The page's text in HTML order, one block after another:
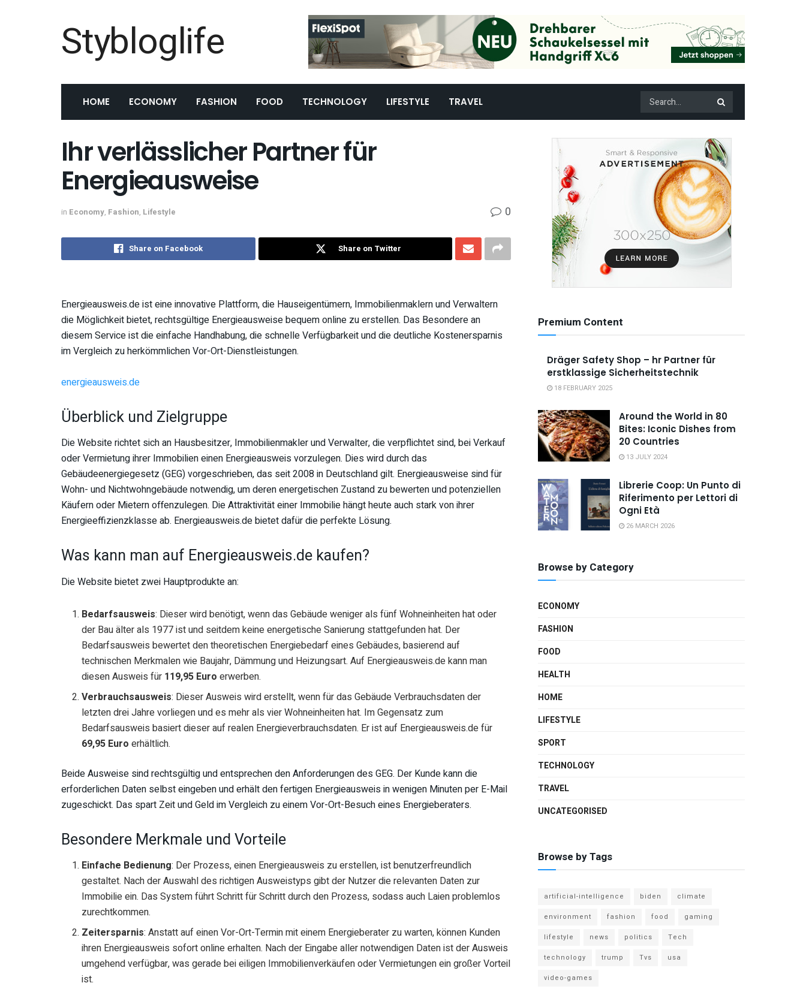
Stybloglife
HOME ECONOMY FASHION FOOD TECHNOLOGY LIFESTYLE TRAVEL
Ihr verlässlicher Partner für
Energieausweise
in Economy, Fashion, Lifestyle 0
Share on Facebook Share on Twitter
Energieausweis.de ist eine innovative Plattform, die Hauseigentümern, Immobilienmaklern und Verwaltern
die Möglichkeit bietet, rechtsgültige Energieausweise bequem online zu erstellen. Das Besondere an
diesem Service ist die einfache Handhabung, die schnelle Verfügbarkeit und die deutliche Kostenersparnis
im Vergleich zu herkömmlichen Vor-Ort-Dienstleistungen.
energieausweis.de
Überblick und Zielgruppe
Die Website richtet sich an Hausbesitzer, Immobilienmakler und Verwalter, die verpflichtet sind, bei Verkauf
oder Vermietung ihrer Immobilien einen Energieausweis vorzulegen. Dies wird durch das
Gebäudeenergiegesetz (GEG) vorgeschrieben, das seit 2008 in Deutschland gilt. Energieausweise sind für
Wohn- und Nichtwohngebäude notwendig, um deren energetischen Zustand zu bewerten und potenziellen
Käufern oder Mietern offenzulegen. Die Attraktivität einer Immobilie hängt heute auch stark von ihrer
Energieeffizienzklasse ab. Energieausweis.de bietet dafür die perfekte Lösung.
Was kann man auf Energieausweis.de kaufen?
Die Website bietet zwei Hauptprodukte an:
Bedarfsausweis: Dieser wird benötigt, wenn das Gebäude weniger als fünf Wohneinheiten hat oder
der Bau älter als 1977 ist und seitdem keine energetische Sanierung stattgefunden hat. Der
Bedarfsausweis bewertet den theoretischen Energiebedarf eines Gebäudes, basierend auf
technischen Merkmalen wie Baujahr, Dämmung und Heizungsart. Auf Energieausweis.de kann man
diesen Ausweis für 119,95 Euro erwerben.
Verbrauchsausweis: Dieser Ausweis wird erstellt, wenn für das Gebäude Verbrauchsdaten der
letzten drei Jahre vorliegen und es mehr als vier Wohneinheiten hat. Im Gegensatz zum
Bedarfsausweis basiert dieser auf realen Energieverbrauchsdaten. Er ist auf Energieausweis.de für
69,95 Euro erhältlich.
Beide Ausweise sind rechtsgültig und entsprechen den Anforderungen des GEG. Der Kunde kann die
erforderlichen Daten selbst eingeben und erhält den fertigen Energieausweis in wenigen Minuten per E-Mail
zugeschickt. Das spart Zeit und Geld im Vergleich zu einem Vor-Ort-Besuch eines Energieberaters.
Besondere Merkmale und Vorteile
Einfache Bedienung: Der Prozess, einen Energieausweis zu erstellen, ist benutzerfreundlich
gestaltet. Nach der Auswahl des richtigen Ausweistyps gibt der Nutzer die relevanten Daten zur
Immobilie ein. Das System führt Schritt für Schritt durch den Prozess, sodass auch Laien problemlos
zurechtkommen.
Zeitersparnis: Anstatt auf einen Vor-Ort-Termin mit einem Energieberater zu warten, können Kunden
ihren Energieausweis sofort online erhalten. Nach der Eingabe aller notwendigen Daten ist der Ausweis
umgehend verfügbar, was gerade bei eiligen Immobilienverkäufen oder Vermietungen ein großer Vorteil
ist.
Premium Content
Dräger Safety Shop – hr Partner für
erstklassige Sicherheitstechnik
18 FEBRUARY 2025
Around the World in 80
Bites: Iconic Dishes from
20 Countries
13 JULY 2024
Librerie Coop: Un Punto di
Riferimento per Lettori di
Ogni Età
26 MARCH 2026
Browse by Category
ECONOMY
FASHION
FOOD
HEALTH
HOME
LIFESTYLE
SPORT
TECHNOLOGY
TRAVEL
UNCATEGORISED
Browse by Tags
artificial-intelligence biden
climate
environment
fashion food
gaming
lifestyle
news politics
Tech
technology
trump Tvs
usa
video-games